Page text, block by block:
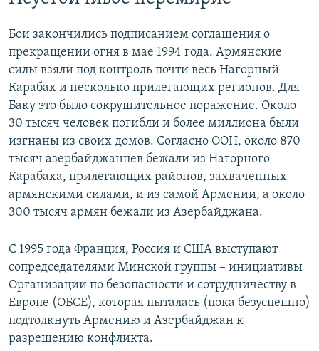
Бои закончились подписанием соглашения о
прекращении огня в мае 1994 года. Армянские
силы взяли под контроль почти весь Нагорный
Карабах и несколько прилегающих регионов. Для
Баку это было сокрушительное поражение. Около
30 тысяч человек погибли и более миллиона были
изгнаны из своих домов. Согласно ООН, около 870
тысяч азербайджанцев бежали из Нагорного
Карабаха, прилегающих районов, захваченных
армянскими силами, и из самой Армении, а около
300 тысяч армян бежали из Азербайджана.
С 1995 года Франция, Россия и США выступают
сопредседателями Минской группы – инициативы
Организации по безопасности и сотрудничеству в
Европе (ОБСЕ), которая пыталась (пока безуспешно)
подтолкнуть Армению и Азербайджан к
разрешению конфликта.